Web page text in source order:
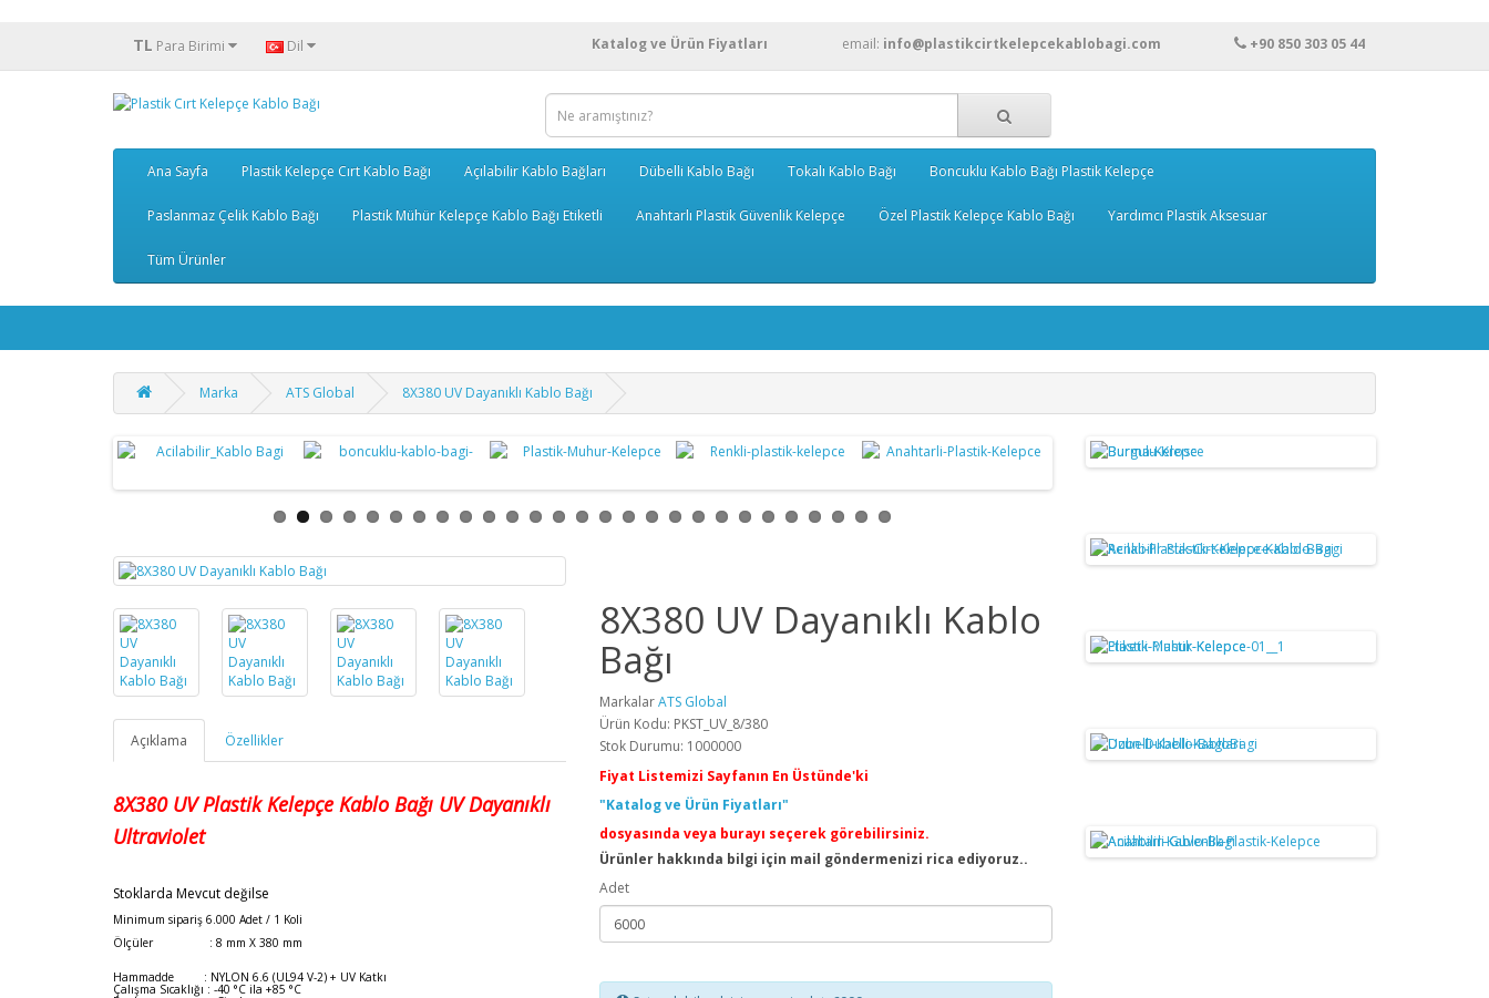
TL Para Birimi Dil Katalog ve Ürün Fiyatları email: info@plastikcirtkelepcekablobagi.com +90 850 303 05 44
Ana Sayfa Plastik Kelepçe Cırt Kablo Bağı Açılabilir Kablo Bağları Dübelli Kablo Bağı Tokalı Kablo Bağı Boncuklu Kablo Bağı Plastik Kelepçe
Paslanmaz Çelik Kablo Bağı Plastik Mühür Kelepçe Kablo Bağı Etiketli Anahtarlı Plastik Güvenlik Kelepçe Özel Plastik Kelepçe Kablo Bağı Yardımcı Plastik Aksesuar
Tüm Ürünler
Marka ATS Global 8X380 UV Dayanıklı Kablo Bağı
Açıklama Özellikler
8X380 UV Plastik Kelepçe Kablo Bağı UV Dayanıklı
Ultraviolet
Stoklarda Mevcut değilse
Minimum sipariş 6.000 Adet / 1 Koli
Ölçüler : 8 mm X 380 mm
Hammadde : NYLON 6.6 (UL94 V-2) + UV Katkı
Çalışma Sıcaklığı : -40 °C ila +85 °C
8X380 UV Dayanıklı Kablo
Bağı
MarkalarATS Global
Ürün Kodu: PKST_UV_8/380
Stok Durumu: 1000000
Fiyat Listemizi Sayfanın En Üstünde'ki
"Katalog ve Ürün Fiyatları"
dosyasında veya burayı seçerek görebilirsiniz.
Ürünler hakkında bilgi için mail göndermenizi rica ediyoruz..
Adet